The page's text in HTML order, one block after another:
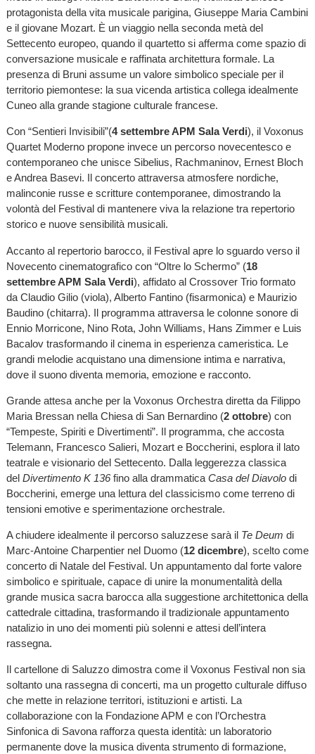
protagonista della vita musicale parigina, Giuseppe Maria Cambini
e il giovane Mozart. È un viaggio nella seconda metà del
Settecento europeo, quando il quartetto si afferma come spazio di
conversazione musicale e raffinata architettura formale. La
presenza di Bruni assume un valore simbolico speciale per il
territorio piemontese: la sua vicenda artistica collega idealmente
Cuneo alla grande stagione culturale francese.
Con “Sentieri Invisibili”(4 settembre APM Sala Verdi), il Voxonus
Quartet Moderno propone invece un percorso novecentesco e
contemporaneo che unisce Sibelius, Rachmaninov, Ernest Bloch
e Andrea Basevi. Il concerto attraversa atmosfere nordiche,
malinconie russe e scritture contemporanee, dimostrando la
volontà del Festival di mantenere viva la relazione tra repertorio
storico e nuove sensibilità musicali.
Accanto al repertorio barocco, il Festival apre lo sguardo verso il
Novecento cinematografico con “Oltre lo Schermo” (18
settembre APM Sala Verdi), affidato al Crossover Trio formato
da Claudio Gilio (viola), Alberto Fantino (fisarmonica) e Maurizio
Baudino (chitarra). Il programma attraversa le colonne sonore di
Ennio Morricone, Nino Rota, John Williams, Hans Zimmer e Luis
Bacalov trasformando il cinema in esperienza cameristica. Le
grandi melodie acquistano una dimensione intima e narrativa,
dove il suono diventa memoria, emozione e racconto.
Grande attesa anche per la Voxonus Orchestra diretta da Filippo
Maria Bressan nella Chiesa di San Bernardino (2 ottobre) con
“Tempeste, Spiriti e Divertimenti”. Il programma, che accosta
Telemann, Francesco Salieri, Mozart e Boccherini, esplora il lato
teatrale e visionario del Settecento. Dalla leggerezza classica
del Divertimento K 136fino alla drammatica Casa del Diavolodi
Boccherini, emerge una lettura del classicismo come terreno di
tensioni emotive e sperimentazione orchestrale.
A chiudere idealmente il percorso saluzzese sarà il Te Deum di
Marc-Antoine Charpentier nel Duomo (12 dicembre), scelto come
concerto di Natale del Festival. Un appuntamento dal forte valore
simbolico e spirituale, capace di unire la monumentalità della
grande musica sacra barocca alla suggestione architettonica della
cattedrale cittadina, trasformando il tradizionale appuntamento
natalizio in uno dei momenti più solenni e attesi dell’intera
rassegna.
Il cartellone di Saluzzo dimostra come il Voxonus Festival non sia
soltanto una rassegna di concerti, ma un progetto culturale diffuso
che mette in relazione territori, istituzioni e artisti. La
collaborazione con la Fondazione APM e con l’Orchestra
Sinfonica di Savona rafforza questa identità: un laboratorio
permanente dove la musica diventa strumento di formazione,